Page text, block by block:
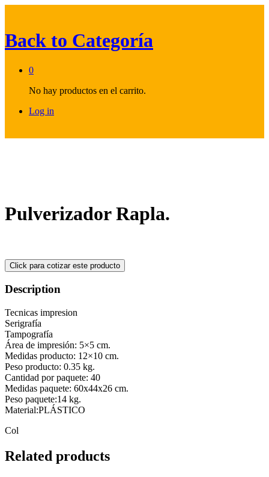
Back to Categoría
0
No hay productos en el carrito.
Log in
Pulverizador Rapla.
Description
Tecnicas impresion
Serigrafía
Tampografía
Área de impresión: 5×5 cm.
Medidas producto: 12×10 cm.
Peso producto: 0.35 kg.
Cantidad por paquete: 40
Medidas paquete: 60x44x26 cm.
Peso paquete:14 kg.
Material:PLÁSTICO
Col
Related products